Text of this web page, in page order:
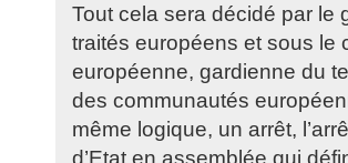
Tout cela sera décidé par le
traités européens et sous le
européenne, gardienne du
des communautés
même logique, un arrêt,
d’Etat en assemblée qui